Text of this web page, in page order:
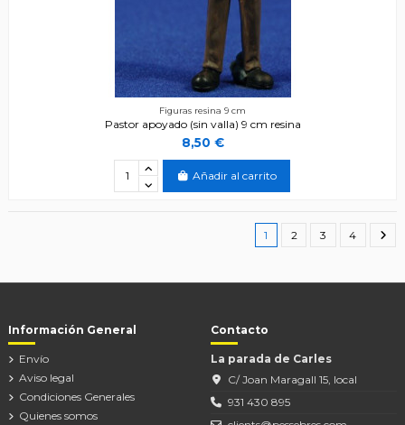
Figuras resina 9 cm
Pastor apoyado (sin valla) 9 cm resina
8,50 €
Añadir al carrito
1 2 3 4
Información General
Envío
Aviso legal
Condiciones Generales
Quienes somos
Contacto
La parada de Carles
C/ Joan Maragall 15, local
931 430 895